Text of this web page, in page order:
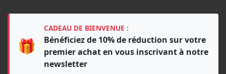
🎁
CADEAU DE BIENVENUE :
Bénéficiez de 10% de réduction sur votre
premier achat en vous inscrivant à notre
newsletter